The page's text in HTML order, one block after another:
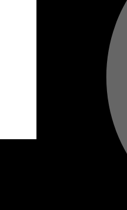
PUR400